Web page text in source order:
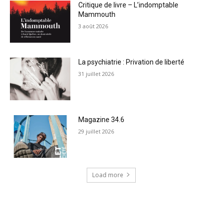
Critique de livre – L’indomptable
Mammouth
3 août 2026
La psychiatrie : Privation de liberté
31 juillet 2026
Magazine 34.6
29 juillet 2026
Load more